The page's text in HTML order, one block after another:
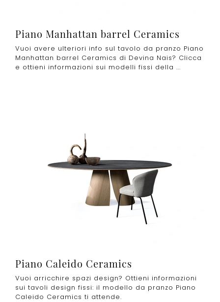
Piano Manhattan barrel Ceramics
Vuoi avere ulteriori info sul tavolo da pranzo Piano
Manhattan barrel Ceramics di Devina Nais? Clicca
e ottieni informazioni sui modelli fissi della ...
Piano Caleido Ceramics
Vuoi arricchire spazi design? Ottieni informazioni
sui tavoli design fissi: il modello da pranzo Piano
Caleido Ceramics ti attende.